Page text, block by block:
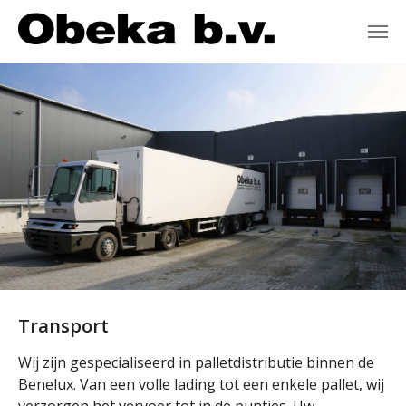
Spring naar hoofd-inhoud
Transport
Wij zijn gespecialiseerd in palletdistributie binnen de
Benelux. Van een volle lading tot een enkele pallet, wij